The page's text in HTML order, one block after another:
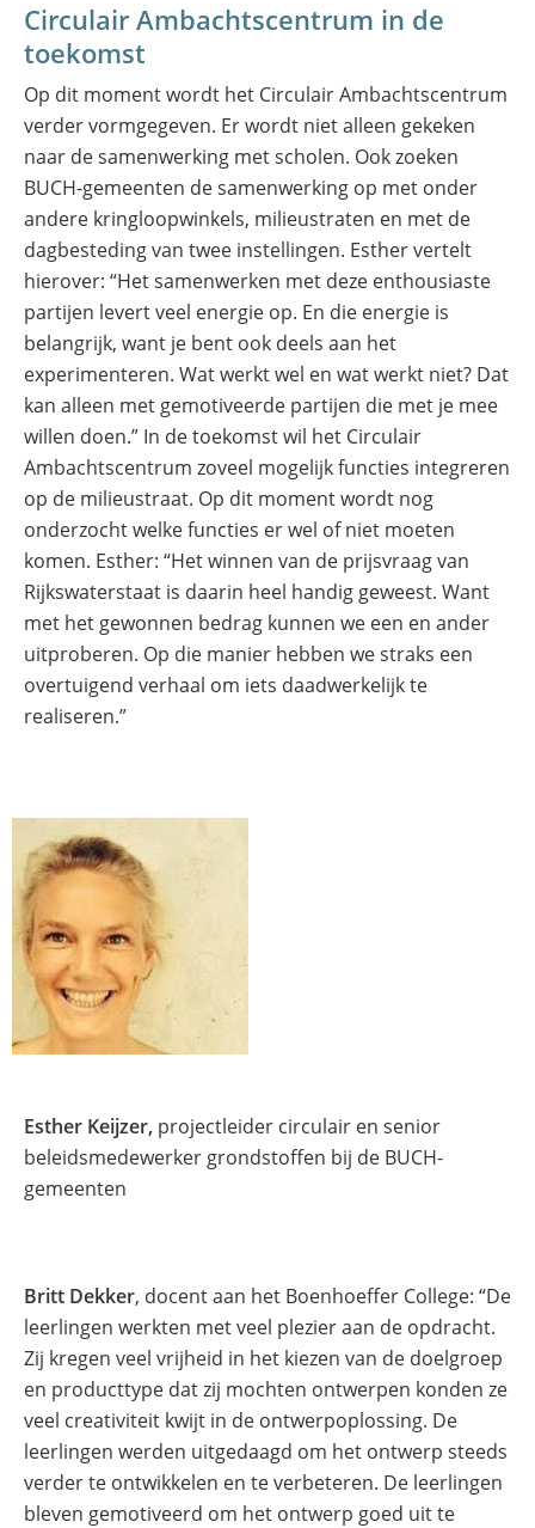
Circulair Ambachtscentrum in de
toekomst
Op dit moment wordt het Circulair Ambachtscentrum
verder vormgegeven. Er wordt niet alleen gekeken
naar de samenwerking met scholen. Ook zoeken
BUCH-gemeenten de samenwerking op met onder
andere kringloopwinkels, milieustraten en met de
dagbesteding van twee instellingen. Esther vertelt
hierover: “Het samenwerken met deze enthousiaste
partijen levert veel energie op. En die energie is
belangrijk, want je bent ook deels aan het
experimenteren. Wat werkt wel en wat werkt niet? Dat
kan alleen met gemotiveerde partijen die met je mee
willen doen.” In de toekomst wil het Circulair
Ambachtscentrum zoveel mogelijk functies integreren
op de milieustraat. Op dit moment wordt nog
onderzocht welke functies er wel of niet moeten
komen. Esther: “Het winnen van de prijsvraag van
Rijkswaterstaat is daarin heel handig geweest. Want
met het gewonnen bedrag kunnen we een en ander
uitproberen. Op die manier hebben we straks een
overtuigend verhaal om iets daadwerkelijk te
realiseren.”
Esther Keijzer, projectleider circulair en senior
beleidsmedewerker grondstoffen bij de BUCH-
gemeenten
Britt Dekker, docent aan het Boenhoeffer College: “De
leerlingen werkten met veel plezier aan de opdracht.
Zij kregen veel vrijheid in het kiezen van de doelgroep
en producttype dat zij mochten ontwerpen konden ze
veel creativiteit kwijt in de ontwerpoplossing. De
leerlingen werden uitgedaagd om het ontwerp steeds
verder te ontwikkelen en te verbeteren. De leerlingen
bleven gemotiveerd om het ontwerp goed uit te